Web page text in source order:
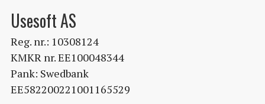
Usesoft AS
Reg. nr.: 10308124
KMKR nr. EE100048344
Pank: Swedbank
EE582200221001165529